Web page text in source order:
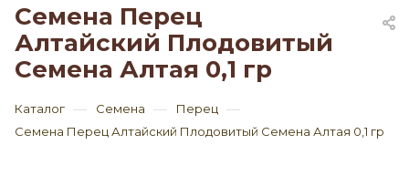
Семена Перец
Алтайский Плодовитый
Семена Алтая 0,1 гр
Каталог — Семена — Перец —
Семена Перец Алтайский Плодовитый Семена Алтая 0,1 гр